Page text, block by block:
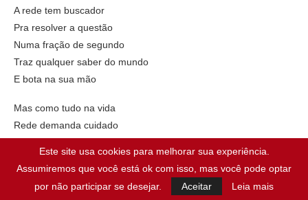
A rede tem buscador
Pra resolver a questão
Numa fração de segundo
Traz qualquer saber do mundo
E bota na sua mão
Mas como tudo na vida
Rede demanda cuidado
Pode te anestesiar
Te fazer querer ficar
Este site usa cookies para melhorar sua experiência.
Assumiremos que você está ok com isso, mas você pode optar
por não participar se desejar.
Aceitar Leia mais